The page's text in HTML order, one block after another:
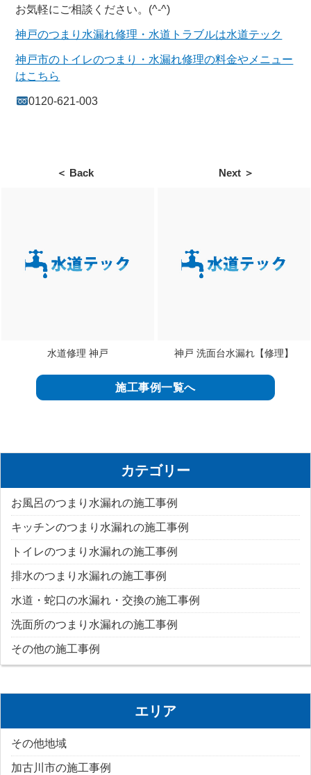
お気軽にご相談ください。(^-^)
神戸のつまり水漏れ修理・水道トラブルは水道テック
神戸市のトイレのつまり・水漏れ修理の料金やメニュー
はこちら
0120-621-003
＜ Back
水道修理 神戸
Next ＞
神戸 洗面台水漏れ【修理】
施工事例一覧へ
カテゴリー
お風呂のつまり水漏れの施工事例
キッチンのつまり水漏れの施工事例
トイレのつまり水漏れの施工事例
排水のつまり水漏れの施工事例
水道・蛇口の水漏れ・交換の施工事例
洗面所のつまり水漏れの施工事例
その他の施工事例
エリア
その他地域
加古川市の施工事例